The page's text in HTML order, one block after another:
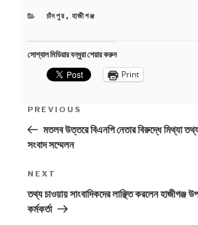
CATEGORIES
চাঁদপুর , হাজীগঞ্জ
সোশ্যাল মিডিয়ার বন্ধুরা শেয়ার করুন
Print
PREVIOUS
মতলব উত্তরে বিএনপি নেতার বিরুদ্ধে মিথ্যা তথ্য
সংবাদ সম্মেলন
Next
Post
NEXT
তথ্য চাওয়ায় সাংবাদিকদের লাঞ্ছিত করলেন হাজীগঞ্জ
কর্মকর্তা